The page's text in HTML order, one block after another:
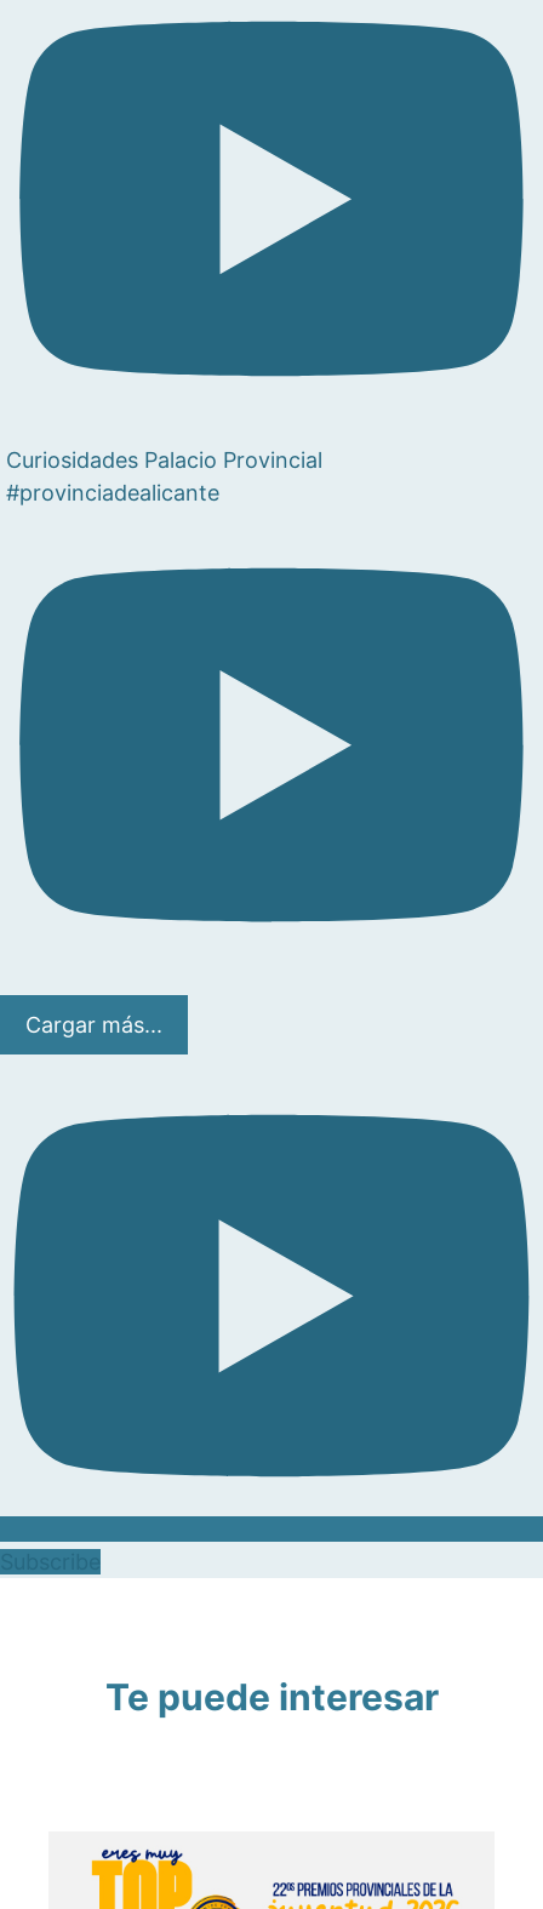
Curiosidades Palacio Provincial
#provinciadealicante
Cargar más...
Te puede interesar